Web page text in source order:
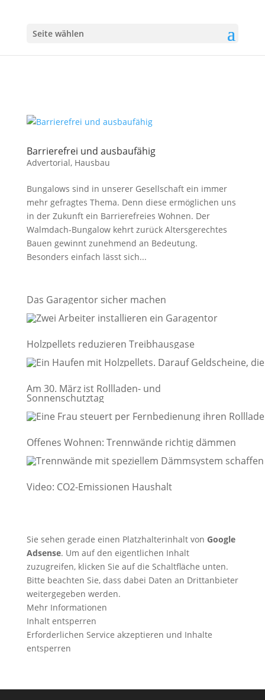
Seite wählen
Barrierefrei und ausbaufähig
Advertorial, Hausbau
Bungalows sind in unserer Gesellschaft ein immer
mehr gefragtes Thema. Denn diese ermöglichen uns
in der Zukunft ein Barrierefreies Wohnen. Der
Walmdach-Bungalow kehrt zurück Altersgerechtes
Bauen gewinnt zunehmend an Bedeutung.
Besonders einfach lässt sich...
Das Garagentor sicher machen
Holzpellets reduzieren Treibhausgase
Am 30. März ist Rollladen- und
Sonnenschutztag
Offenes Wohnen: Trennwände richtig dämmen
Video: CO2-Emissionen Haushalt
Sie sehen gerade einen Platzhalterinhalt von Google
Adsense. Um auf den eigentlichen Inhalt
zuzugreifen, klicken Sie auf die Schaltfläche unten.
Bitte beachten Sie, dass dabei Daten an Drittanbieter
weitergegeben werden.
Mehr Informationen
Inhalt entsperren
Erforderlichen Service akzeptieren und Inhalte
entsperren